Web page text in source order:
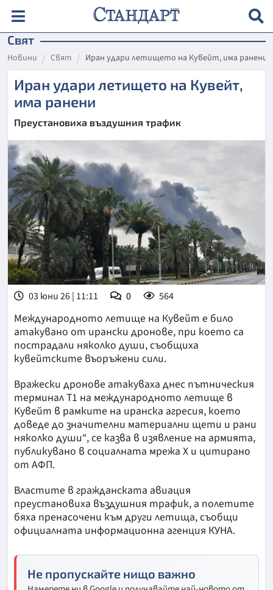
Свят
Новини Свят Иран удари летището на Кувейт, има ранени
Иран удари летището на Кувейт,
има ранени
Преустановиха въздушния трафик
03 юни 26 | 11:11 0 564
Международното летище на Кувейт е било
атакувано от ирански дронове, при което са
пострадали няколко души, съобщиха
кувейтските въоръжени сили.
Вражески дронове атакуваха днес пътническия
терминал T1 на международното летище в
Кувейт в рамките на иранска агресия, което
доведе до значителни материални щети и рани
няколко души“, се казва в изявление на армията,
публикувано в социалната мрежа X и цитирано
от АФП.
Властите в гражданската авиация
преустановиха въздушния трафик, а полетите
бяха пренасочени към други летища, съобщи
официалната информационна агенция КУНА.
Не пропускайте нищо важно